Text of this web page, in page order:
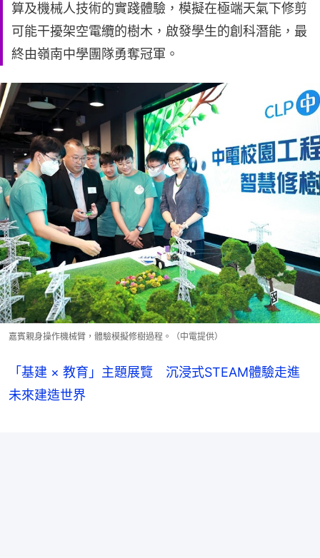
算及機械人技術的實踐體驗，模擬在極端天氣下修剪
可能干擾架空電纜的樹木，啟發學生的創科潛能，最
終由嶺南中學團隊勇奪冠軍。
嘉賓親身操作機械臂，體驗模擬修樹過程。（中電提供）
「基建 × 教育」主題展覽 沉浸式STEAM體驗走進
未來建造世界